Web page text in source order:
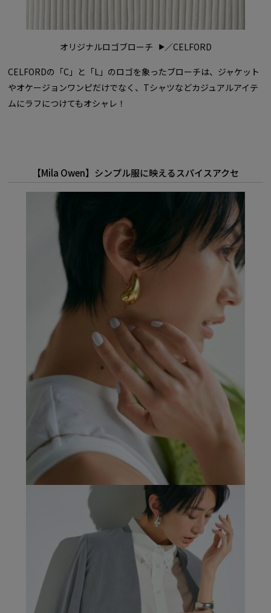
オリジナルロゴブローチ ／CELFORD
CELFORDの「C」と「L」のロゴを象ったブローチは、ジャケット
やオケージョンワンピだけでなく、Tシャツなどカジュアルアイテ
ムにラフにつけてもオシャレ！
【Mila Owen】シンプル服に映えるスパイスアクセ